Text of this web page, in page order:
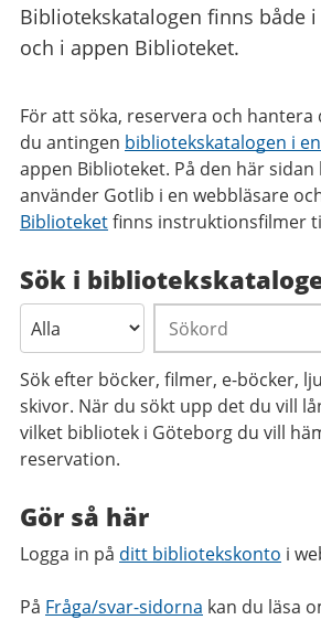
Bibliotekskatalogen finns både
och i appen Biblioteket.
För att söka, reservera och
du antingen bibliotekskatalogen i
appen Biblioteket. På den här
använder Gotlib i en webbläsare
Biblioteketfinns instruktionsfilmer
Sök i
Söktyp Sökord
Sök efter böcker, filmer, e-böcker,
skivor. När du sökt upp det du vill
vilket bibliotek i Göteborg du vill
reservation.
Gör så här
Logga in på ditt bibliotekskonto i
På Fråga/svar-sidorna kan du läsa